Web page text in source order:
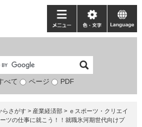
検
象
べて ページ PDF
メ
ニ
ー
色・
文
language
らさがす > 産業経済部 > ｅスポーツ・クリエイ
ツの仕事に就こう！！就職氷河期世代向けプ